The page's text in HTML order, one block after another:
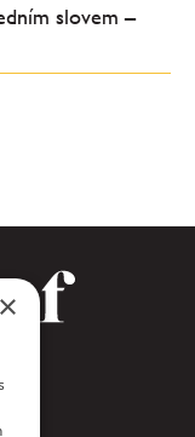
slovem –
×